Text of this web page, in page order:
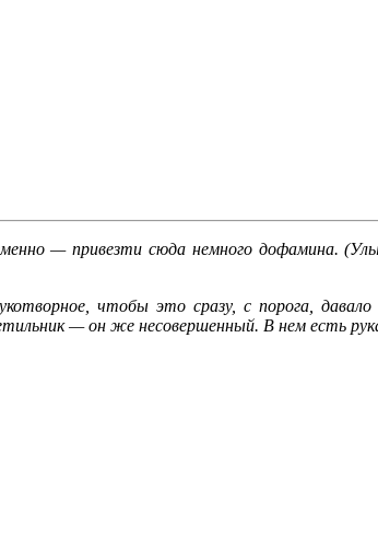
— привезти сюда немного дофамина.
чтобы это сразу, с порога,
— он же несовершенный. В нем есть